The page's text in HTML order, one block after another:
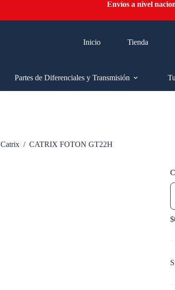
Envíos a nivel
Inicio Tienda
Partes de Diferenciales y Transmisión
Catrix / CATRIX FOTON GT22H
$